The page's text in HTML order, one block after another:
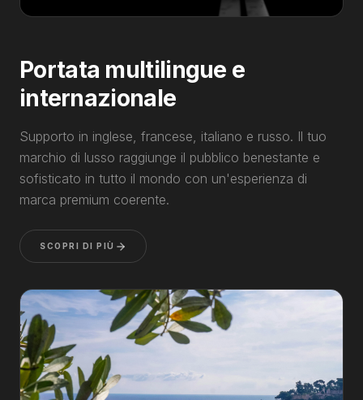
Portata multilingue e
internazionale
Supporto in inglese, francese, italiano e russo. Il tuo
marchio di lusso raggiunge il pubblico benestante e
sofisticato in tutto il mondo con un'esperienza di
marca premium coerente.
SCOPRI DI PIÙ